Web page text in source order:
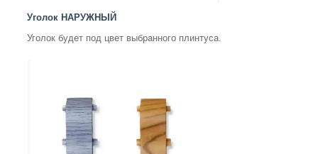
Уголок НАРУЖНЫЙ
Уголок будет под цвет выбранного плинтуса.